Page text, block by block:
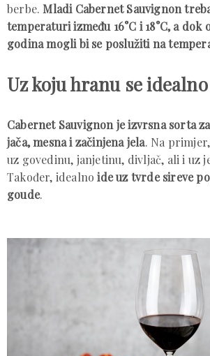
berbe.Mladi Cabernet Sauvignon
temperaturi između 16°C i 18°C, a dok
godina mogli bi se poslužiti na
Uz koju hranu se
Cabernet Sauvignon je izvrsna sorta
jača, mesna i začinjena jela. Na
uz govedinu, janjetinu, divljač, ali i uz
Također, idealnoide uz tvrde sireve
goude.